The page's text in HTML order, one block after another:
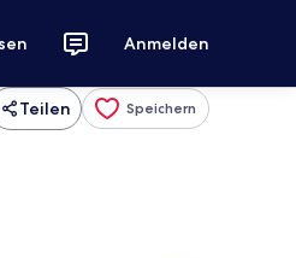
Anmelden
Teilen Speichern